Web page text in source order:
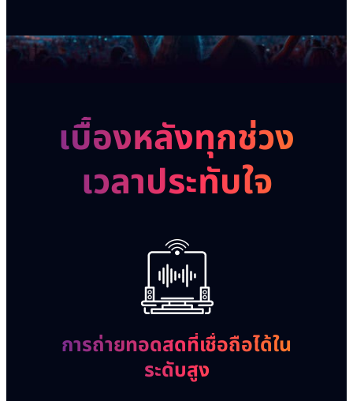
เบื้องหลังทุกช่วง
เวลาประทับใจ
การถ่ายทอดสดที่เชื่อถือได้ใน
ระดับสูง